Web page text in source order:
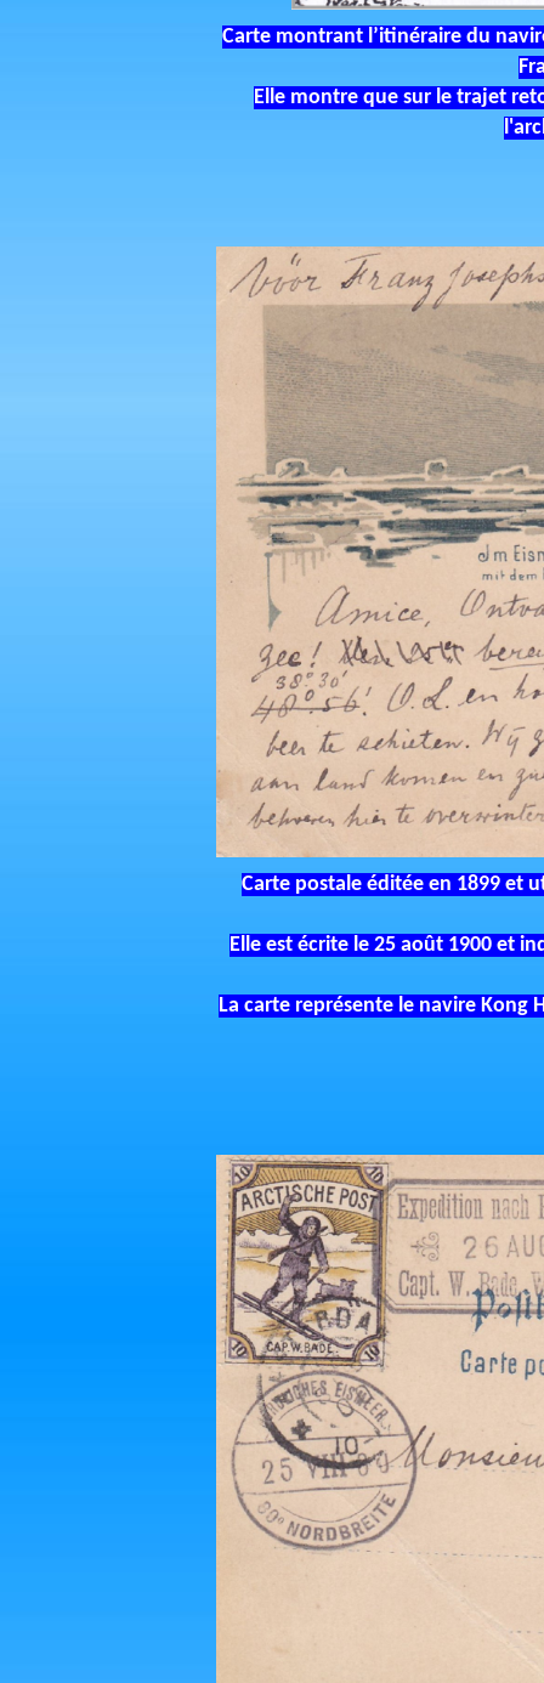
Carte montrant l’itinéraire du
Elle montre que sur le trajet
Carte postale éditée en 1899 et
Elle est écrite le 25 août 1900 et
La carte représente le navire Kong